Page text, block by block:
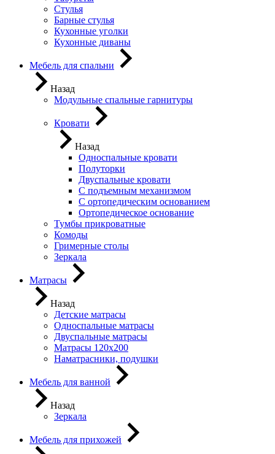
Стулья
Барные стулья
Кухонные уголки
Кухонные диваны
Мебель для спальни
Назад
Модульные спальные гарнитуры
Кровати
Назад
Односпальные кровати
Полуторки
Двуспальные кровати
С подъемным механизмом
С ортопедическим основанием
Ортопедическое основание
Тумбы прикроватные
Комоды
Гримерные столы
Зеркала
Матрасы
Назад
Детские матрасы
Односпальные матрасы
Двуспальные матрасы
Матрасы 120х200
Наматрасники, подушки
Мебель для ванной
Назад
Зеркала
Мебель для прихожей